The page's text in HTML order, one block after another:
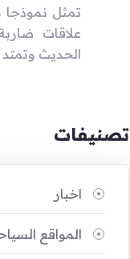
تمثل نموذجا
علاقات
الحديث
تصنيفات
اخبار
المواقع